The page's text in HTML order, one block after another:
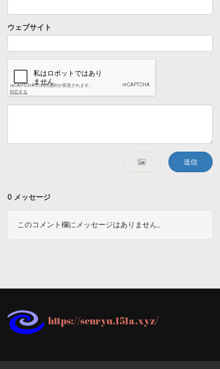
ウェブサイト
送信
0 メッセージ
このコメント欄にメッセージはありません。
https://senryu.151a.xyz/